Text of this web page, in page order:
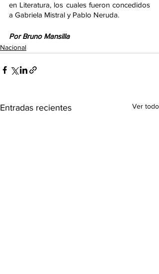
en Literatura, los cuales fueron concedidos
a Gabriela Mistral y Pablo Neruda.
Por Bruno Mansilla
Nacional
Entradas recientes Ver todo